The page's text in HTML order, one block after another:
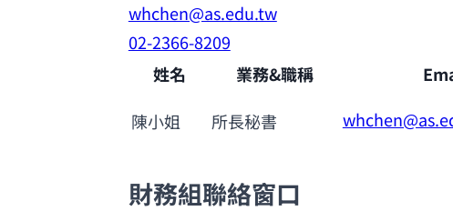
whchen@as.edu.tw
02-2366-8209
姓名
業務&職稱
陳小姐
所長秘書
財務組聯絡窗口